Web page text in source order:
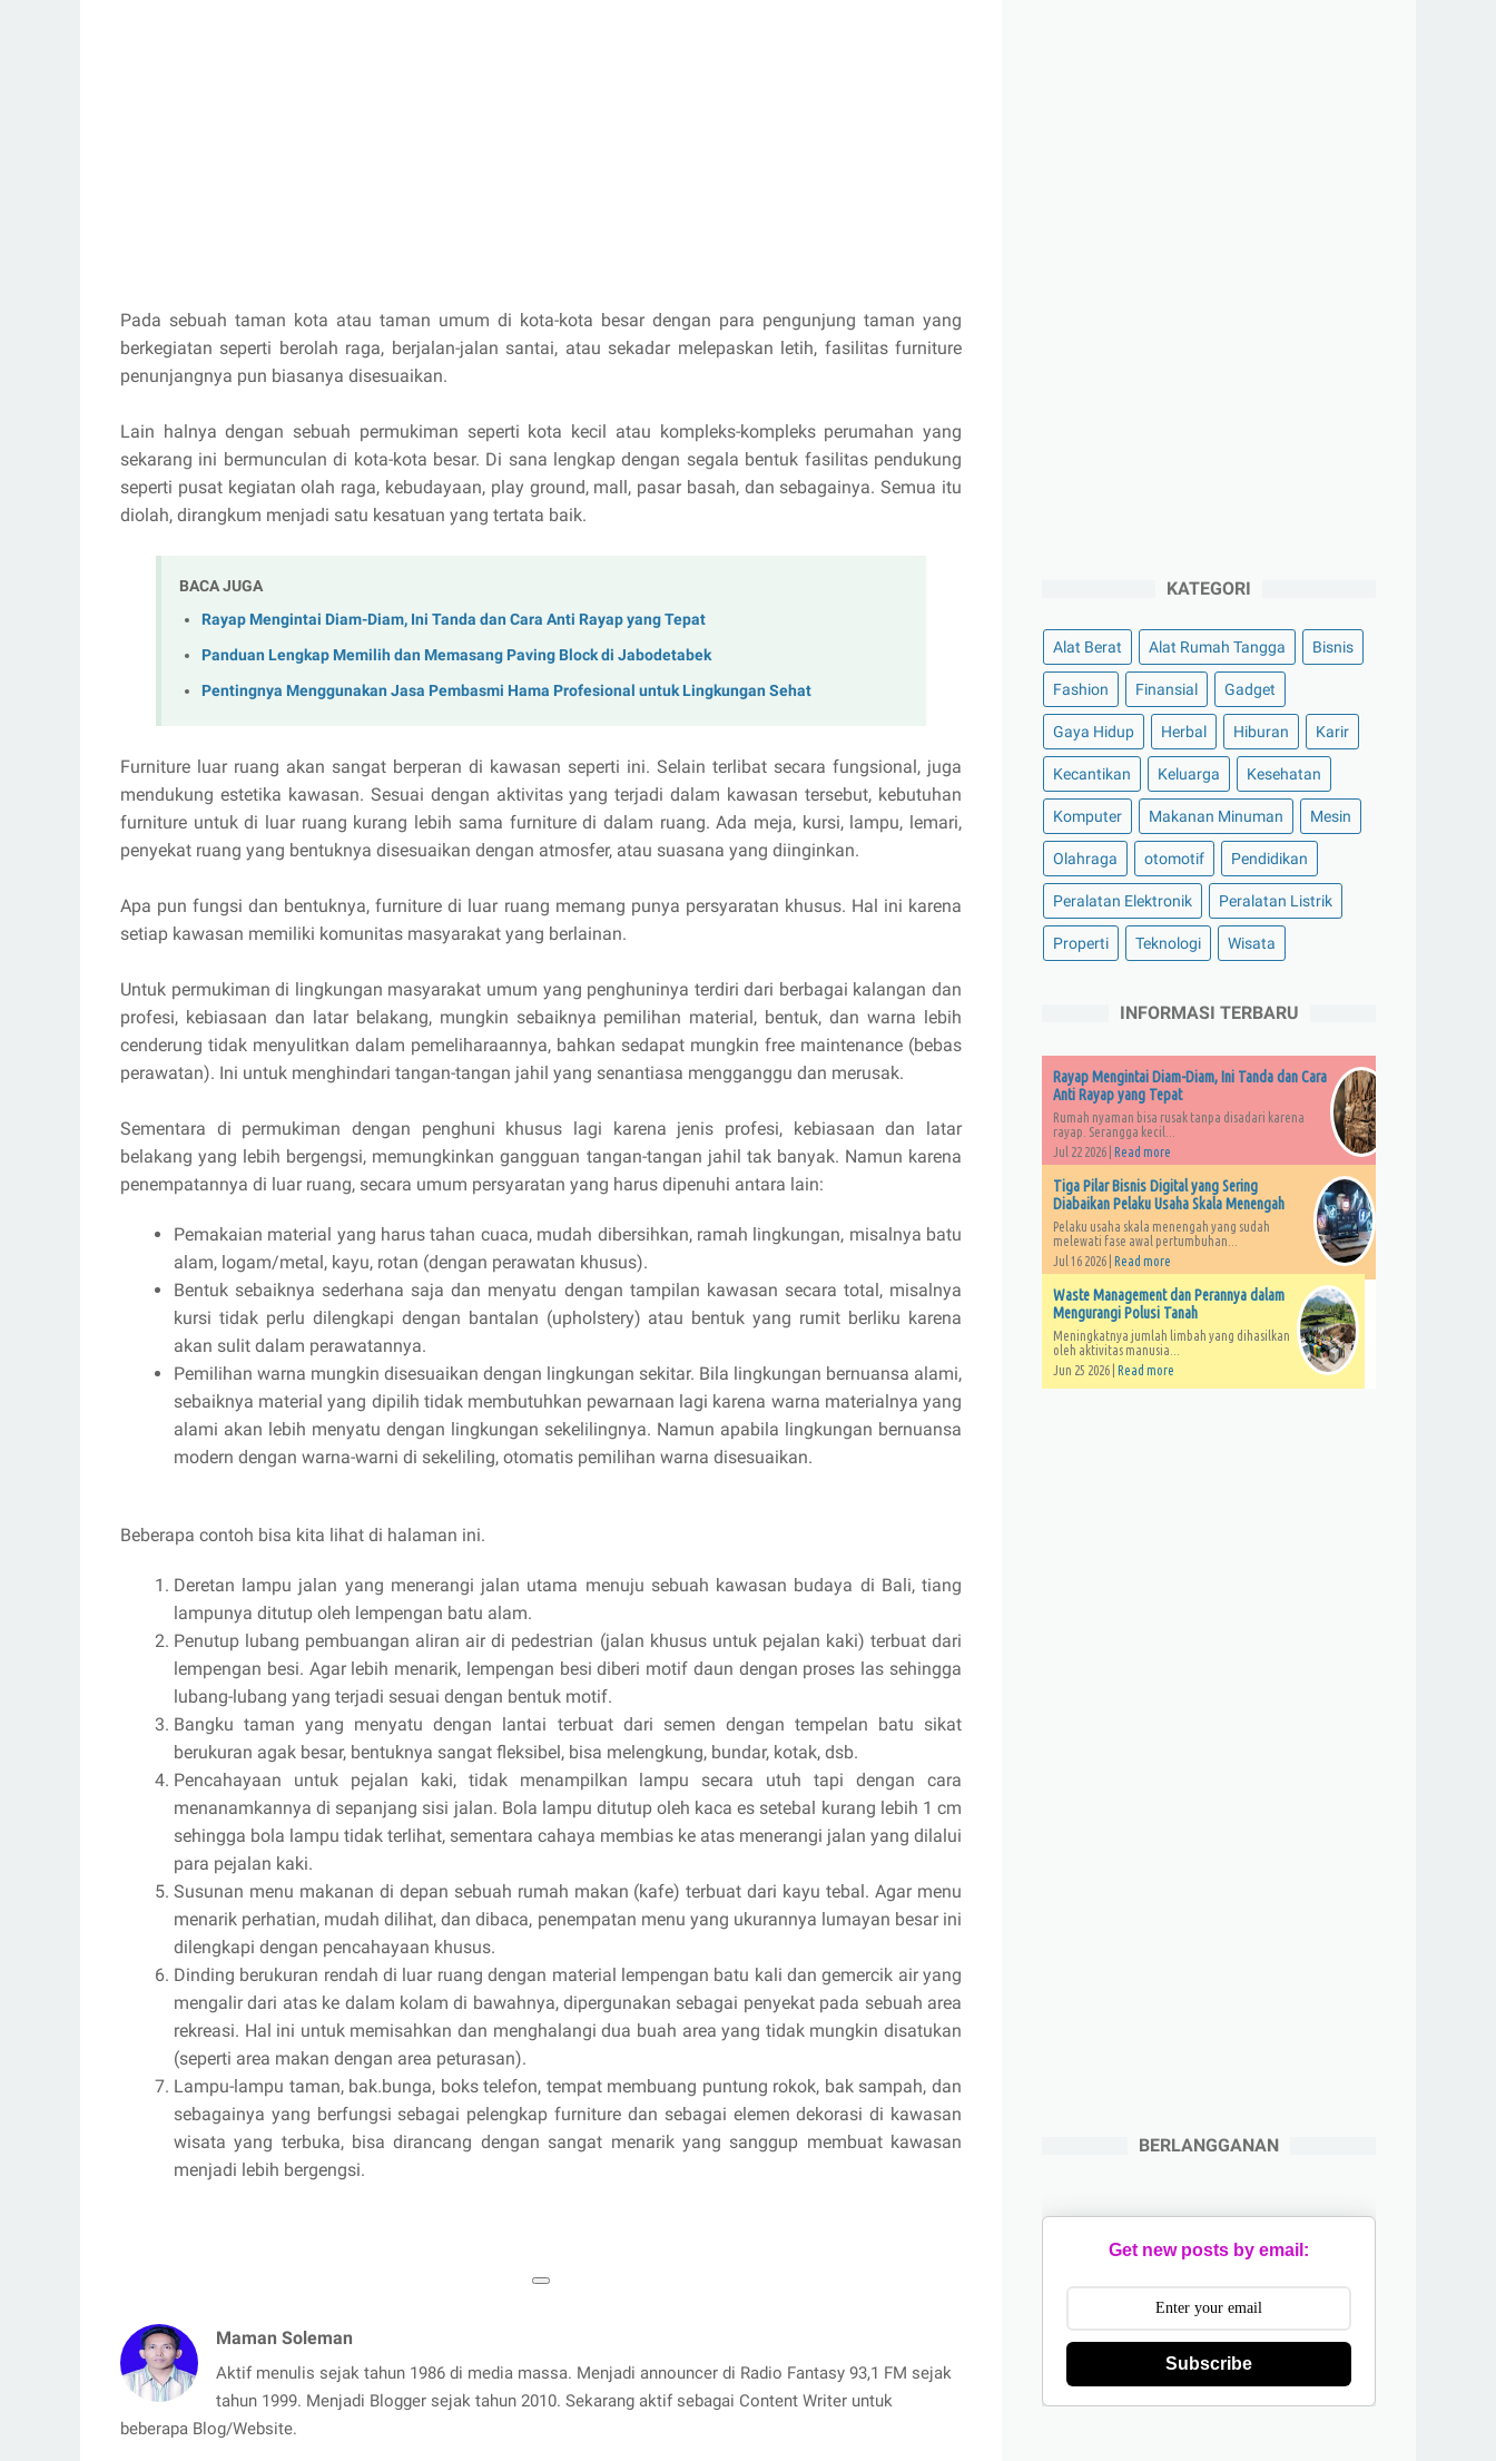
Pada sebuah taman kota atau taman umum di kota-kota besar dengan para pengunjung taman yang
berkegiatan seperti berolah raga, berjalan-jalan santai, atau sekadar melepaskan letih, fasilitas furniture
penunjangnya pun biasanya disesuaikan.
Lain halnya dengan sebuah permukiman seperti kota kecil atau kompleks-kompleks perumahan yang
sekarang ini bermunculan di kota-kota besar. Di sana lengkap dengan segala bentuk fasilitas pendukung
seperti pusat kegiatan olah raga, kebudayaan, play ground, mall, pasar basah, dan sebagainya. Semua itu
diolah, dirangkum menjadi satu kesatuan yang tertata baik.
BACA JUGA
Rayap Mengintai Diam-Diam, Ini Tanda dan Cara Anti Rayap yang Tepat
Panduan Lengkap Memilih dan Memasang Paving Block di Jabodetabek
Pentingnya Menggunakan Jasa Pembasmi Hama Profesional untuk Lingkungan Sehat
Furniture luar ruang akan sangat berperan di kawasan seperti ini. Selain terlibat secara fungsional, juga
mendukung estetika kawasan. Sesuai dengan aktivitas yang terjadi dalam kawasan tersebut, kebutuhan
furniture untuk di luar ruang kurang lebih sama furniture di dalam ruang. Ada meja, kursi, lampu, lemari,
penyekat ruang yang bentuknya disesuaikan dengan atmosfer, atau suasana yang diinginkan.
Apa pun fungsi dan bentuknya, furniture di luar ruang memang punya persyaratan khusus. Hal ini karena
setiap kawasan memiliki komunitas masyarakat yang berlainan.
Untuk permukiman di lingkungan masyarakat umum yang penghuninya terdiri dari berbagai kalangan dan
profesi, kebiasaan dan latar belakang, mungkin sebaiknya pemilihan material, bentuk, dan warna lebih
cenderung tidak menyulitkan dalam pemeliharaannya, bahkan sedapat mungkin free maintenance (bebas
perawatan). Ini untuk menghindari tangan-tangan jahil yang senantiasa mengganggu dan merusak.
Sementara di permukiman dengan penghuni khusus lagi karena jenis profesi, kebiasaan dan latar
belakang yang lebih bergengsi, memungkinkan gangguan tangan-tangan jahil tak banyak. Namun karena
penempatannya di luar ruang, secara umum persyaratan yang harus dipenuhi antara lain:
Pemakaian material yang harus tahan cuaca, mudah dibersihkan, ramah lingkungan, misalnya batu
alam, logam/metal, kayu, rotan (dengan perawatan khusus).
Bentuk sebaiknya sederhana saja dan menyatu dengan tampilan kawasan secara total, misalnya
kursi tidak perlu dilengkapi dengan bantalan (upholstery) atau bentuk yang rumit berliku karena
akan sulit dalam perawatannya.
Pemilihan warna mungkin disesuaikan dengan lingkungan sekitar. Bila lingkungan bernuansa alami,
sebaiknya material yang dipilih tidak membutuhkan pewarnaan lagi karena warna materialnya yang
alami akan lebih menyatu dengan lingkungan sekelilingnya. Namun apabila lingkungan bernuansa
modern dengan warna-warni di sekeliling, otomatis pemilihan warna disesuaikan.
Beberapa contoh bisa kita lihat di halaman ini.
Deretan lampu jalan yang menerangi jalan utama menuju sebuah kawasan budaya di Bali, tiang
lampunya ditutup oleh lempengan batu alam.
Penutup lubang pembuangan aliran air di pedestrian (jalan khusus untuk pejalan kaki) terbuat dari
lempengan besi. Agar lebih menarik, lempengan besi diberi motif daun dengan proses las sehingga
lubang-lubang yang terjadi sesuai dengan bentuk motif.
Bangku taman yang menyatu dengan lantai terbuat dari semen dengan tempelan batu sikat
berukuran agak besar, bentuknya sangat fleksibel, bisa melengkung, bundar, kotak, dsb.
Pencahayaan untuk pejalan kaki, tidak menampilkan lampu secara utuh tapi dengan cara
menanamkannya di sepanjang sisi jalan. Bola lampu ditutup oleh kaca es setebal kurang lebih 1 cm
sehingga bola lampu tidak terlihat, sementara cahaya membias ke atas menerangi jalan yang dilalui
para pejalan kaki.
Susunan menu makanan di depan sebuah rumah makan (kafe) terbuat dari kayu tebal. Agar menu
menarik perhatian, mudah dilihat, dan dibaca, penempatan menu yang ukurannya lumayan besar ini
dilengkapi dengan pencahayaan khusus.
Dinding berukuran rendah di luar ruang dengan material lempengan batu kali dan gemercik air yang
mengalir dari atas ke dalam kolam di bawahnya, dipergunakan sebagai penyekat pada sebuah area
rekreasi. Hal ini untuk memisahkan dan menghalangi dua buah area yang tidak mungkin disatukan
(seperti area makan dengan area peturasan).
Lampu-lampu taman, bak.bunga, boks telefon, tempat membuang puntung rokok, bak sampah, dan
sebagainya yang berfungsi sebagai pelengkap furniture dan sebagai elemen dekorasi di kawasan
wisata yang terbuka, bisa dirancang dengan sangat menarik yang sanggup membuat kawasan
menjadi lebih bergengsi.
Maman Soleman
Aktif menulis sejak tahun 1986 di media massa. Menjadi announcer di Radio Fantasy 93,1 FM sejak
tahun 1999. Menjadi Blogger sejak tahun 2010. Sekarang aktif sebagai Content Writer untuk
beberapa Blog/Website.
KATEGORI
Alat Berat Alat Rumah Tangga Bisnis
Fashion Finansial Gadget
Gaya Hidup Herbal Hiburan Karir
Kecantikan Keluarga Kesehatan
Komputer Makanan Minuman Mesin
Olahraga otomotif Pendidikan
Peralatan Elektronik Peralatan Listrik
Properti Teknologi Wisata
INFORMASI TERBARU
Rayap Mengintai Diam-Diam, Ini Tanda dan Cara
Anti Rayap yang Tepat
Rumah nyaman bisa rusak tanpa disadari karena
rayap. Serangga kecil...
Jul 22 2026 | Read more
Tiga Pilar Bisnis Digital yang Sering
Diabaikan Pelaku Usaha Skala Menengah
Pelaku usaha skala menengah yang sudah
melewati fase awal pertumbuhan...
Jul 16 2026 | Read more
Waste Management dan Perannya dalam
Mengurangi Polusi Tanah
Meningkatnya jumlah limbah yang dihasilkan
oleh aktivitas manusia...
Jun 25 2026 | Read more
BERLANGGANAN
Get new posts by email:
Subscribe